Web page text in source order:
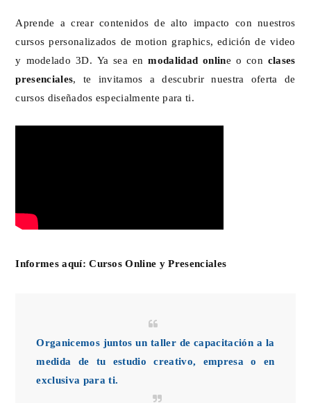
Aprende a crear contenidos de alto impacto con nuestros
cursos personalizados de motion graphics, edición de video
y modelado 3D. Ya sea en modalidad online o con clases
presenciales, te invitamos a descubrir nuestra oferta de
cursos diseñados especialmente para ti.
Informes aquí:Cursos Online y Presenciales
Organicemos juntos un taller de capacitación a la
medida de tu estudio creativo, empresa o en
exclusiva para ti.